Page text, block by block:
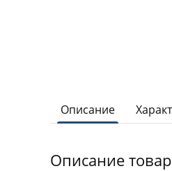
Описание
Описание